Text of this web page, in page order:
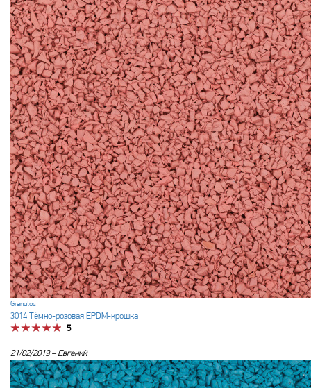
Granulos
3014 Тёмно-розовая EPDM-крошка
5
21/02/2019 –Евгений